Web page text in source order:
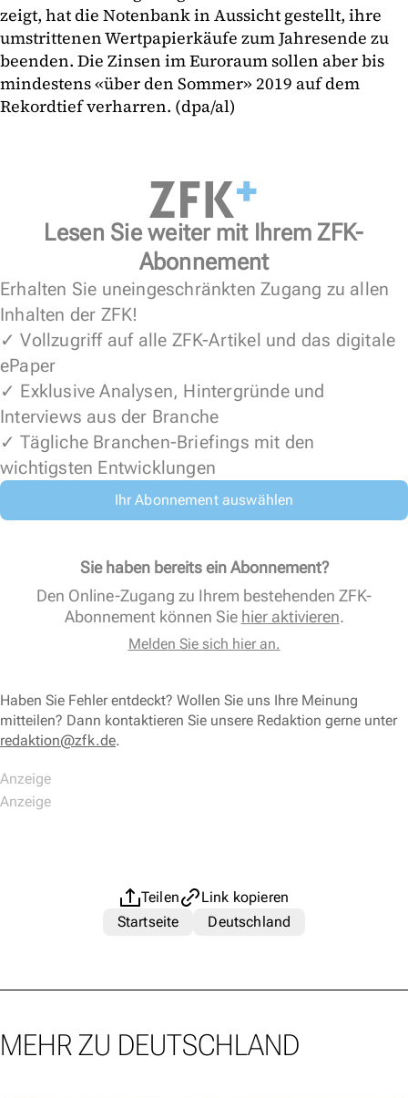
zeigt, hat die Notenbank in Aussicht gestellt, ihre
umstrittenen Wertpapierkäufe zum Jahresende zu
beenden. Die Zinsen im Euroraum sollen aber bis
mindestens «über den Sommer» 2019 auf dem
Rekordtief verharren. (dpa/al)
Lesen Sie weiter mit Ihrem ZFK-
Abonnement
Erhalten Sie uneingeschränkten Zugang zu allen
Inhalten der ZFK!
✓ Vollzugriff auf alle ZFK-Artikel und das digitale
ePaper
✓ Exklusive Analysen, Hintergründe und
Interviews aus der Branche
✓ Tägliche Branchen-Briefings mit den
wichtigsten Entwicklungen
Ihr Abonnement auswählen
Sie haben bereits ein Abonnement?
Den Online-Zugang zu Ihrem bestehenden ZFK-
Abonnement können Sie hier aktivieren.
Melden Sie sich hier an.
Haben Sie Fehler entdeckt? Wollen Sie uns Ihre Meinung
mitteilen? Dann kontaktieren Sie unsere Redaktion gerne unter
redaktion@zfk.de.
Teilen
Link kopieren
Startseite
Deutschland
MEHR ZU DEUTSCHLAND